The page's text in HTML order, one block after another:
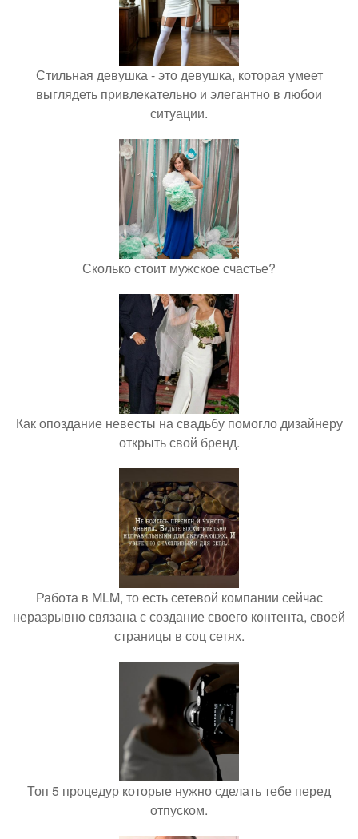
Стильная девушка - это девушка, которая умеет
выглядеть привлекательно и элегантно в любои
ситуации.
Сколько стоит мужское счастье?
Как опоздание невесты на свадьбу помогло дизайнеру
открыть свой бренд.
Работа в MLM, то есть сетевой компании сейчас
неразрывно связана с создание своего контента, своей
страницы в соц сетях.
Топ 5 процедур которые нужно сделать тебе перед
отпуском.